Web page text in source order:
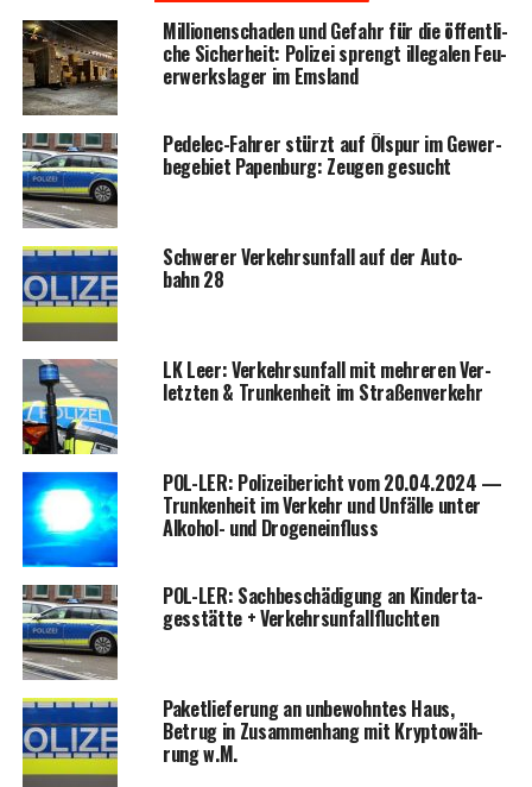
Mil­lio­nen­scha­den und Gefahr für die öffent­li­
che Sicher­heit: Poli­zei sprengt ille­ga­len Feu­
er­werks­la­ger im Emsland
Pedelec-Fah­rer stürzt auf Ölspur im Gewer­
be­ge­biet Papen­burg: Zeu­gen gesucht
Schwe­rer Ver­kehrs­un­fall auf der Auto­
bahn 28
LK Leer: Ver­kehrs­un­fall mit meh­re­ren Ver­
letz­ten & Trun­ken­heit im Straßenverkehr
POL-LER: Poli­zei­be­richt vom 20.04.2024 —
Trun­ken­heit im Ver­kehr und Unfäl­le unter
Alko­hol- und Drogeneinfluss
POL-LER: Sach­be­schä­di­gung an Kin­der­ta­
ges­stät­te + Verkehrsunfallfluchten
Paket­lie­fe­rung an unbe­wohn­tes Haus,
Betrug in Zusam­men­hang mit Kryp­to­wäh­
rung w.M.